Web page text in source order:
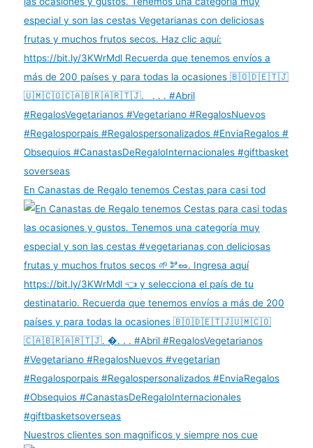
En Canastas de Regalo tenemos Cestas para casi tod
Nuestros clientes son magnificos y siempre nos cue